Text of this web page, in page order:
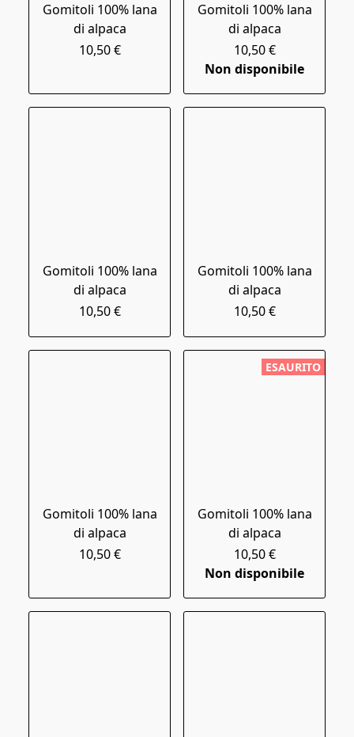
Gomitoli 100% lana
di alpaca
10,50 €
Gomitoli 100% lana
di alpaca
10,50 €
Non disponibile
Gomitoli 100% lana
di alpaca
10,50 €
Gomitoli 100% lana
di alpaca
10,50 €
Gomitoli 100% lana
di alpaca
10,50 €
ESAURITO
Gomitoli 100% lana
di alpaca
10,50 €
Non disponibile